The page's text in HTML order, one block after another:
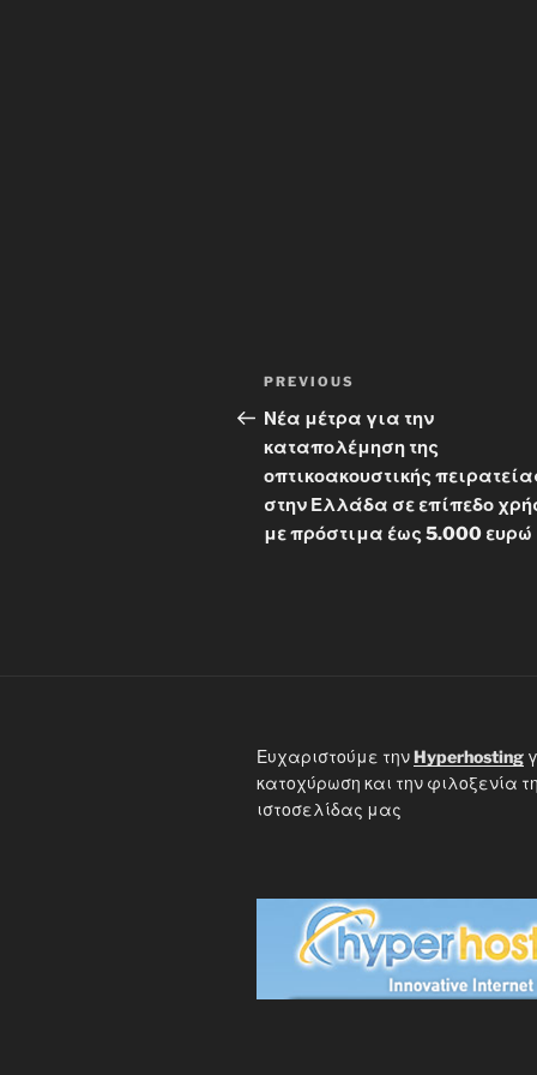
Post
navigation
Previous
Post
PREVIOUS
Νέα μέτρα για την
καταπολέμηση της
οπτικοακουστικής
στην Ελλάδα σε επίπεδο
με πρόστιμα έως 5.000 ευρώ
Ευχαριστούμε τηνHyperhosting
κατοχύρωση και την φιλοξενία
ιστοσελίδας μας